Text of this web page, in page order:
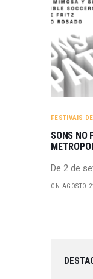
FESTIVAIS
SONS NO
De 2 de
ON AGOSTO